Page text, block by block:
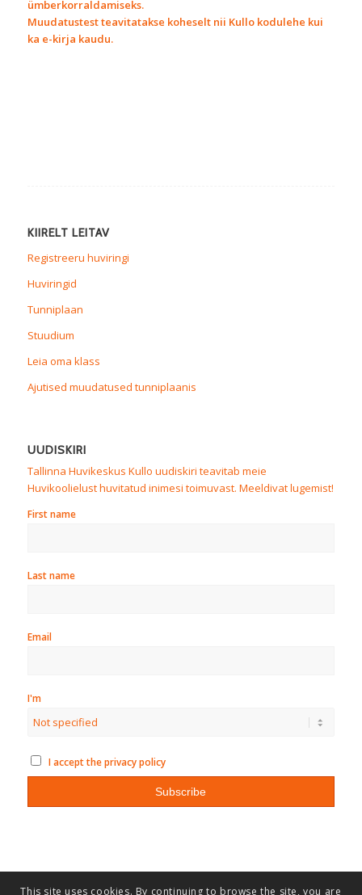
ümberkorraldamiseks.
Muudatustest teavitatakse koheselt nii Kullo kodulehe kui
ka e-kirja kaudu.
KIIRELT LEITAV
Registreeru huviringi
Huviringid
Tunniplaan
Stuudium
Leia oma klass
Ajutised muudatused tunniplaanis
UUDISKIRI
Tallinna Huvikeskus Kullo uudiskiri teavitab meie
Huvikoolielust huvitatud inimesi toimuvast. Meeldivat lugemist!
First name
Last name
Email
I'm
I accept the privacy policy
This site uses cookies. By continuing to browse the site, you are